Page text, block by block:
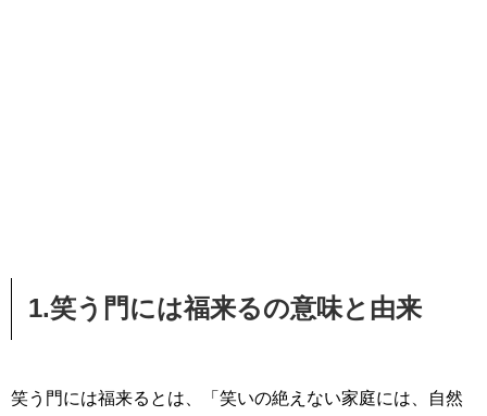
1.笑う門には福来るの意味と由来
笑う門には福来るとは、「笑いの絶えない家庭には、自然